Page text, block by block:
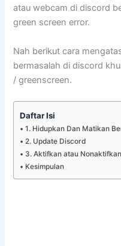
atau webcam di discord
green screen error.
Nah berikut cara
bermasalah di discord
/ greenscreen.
Daftar Isi
1. Hidupkan Dan Matikan
2. Update Discord
3. Aktifkan atau
Kesimpulan